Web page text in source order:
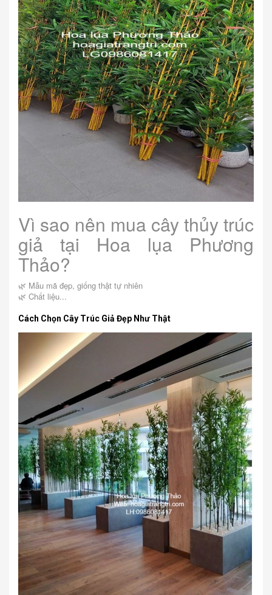
Vì sao nên mua cây thủy trúc
giả tại Hoa lụa Phương
Thảo?
🌿 Mẫu mã đẹp, giống thật tự nhiên
🌿 Chất liệu...
Cách Chọn Cây Trúc Giả Đẹp Như Thật